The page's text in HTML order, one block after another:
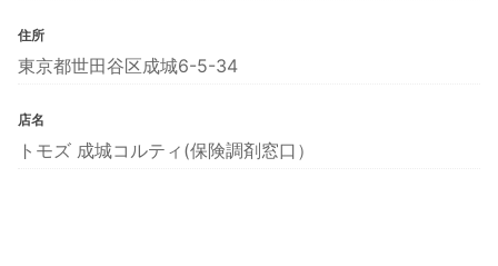
住所
東京都世田谷区成城6-5-34
店名
トモズ 成城コルティ(保険調剤窓口）